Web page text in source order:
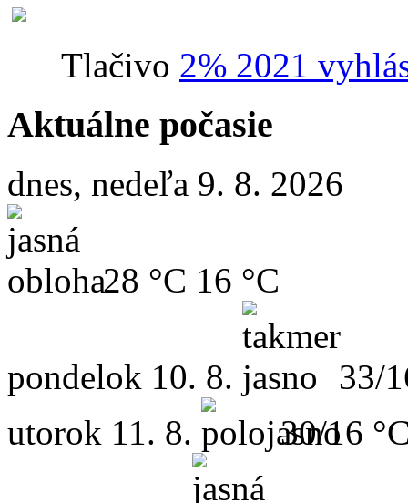
Tlačivo 2% 2021
Aktuálne počasie
dnes, nedeľa 9. 8. 2026
28 °C 16 °C
pondelok 10. 8.
33/
utorok 11. 8. 30/16